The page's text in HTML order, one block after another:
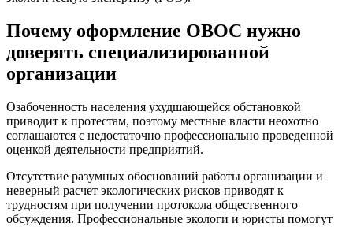
Почему оформление ОВОС нужно
доверять специализированной
организации
Озабоченность населения ухудшающейся обстановкой
приводит к протестам, поэтому местные власти неохотно
соглашаются с недостаточно профессионально проведенной
оценкой деятельности предприятий.
Отсутствие разумных обоснований работы организации и
неверный расчет экологических рисков приводят к
трудностям при получении протокола общественного
обсуждения. Профессиональные экологи и юристы помогут